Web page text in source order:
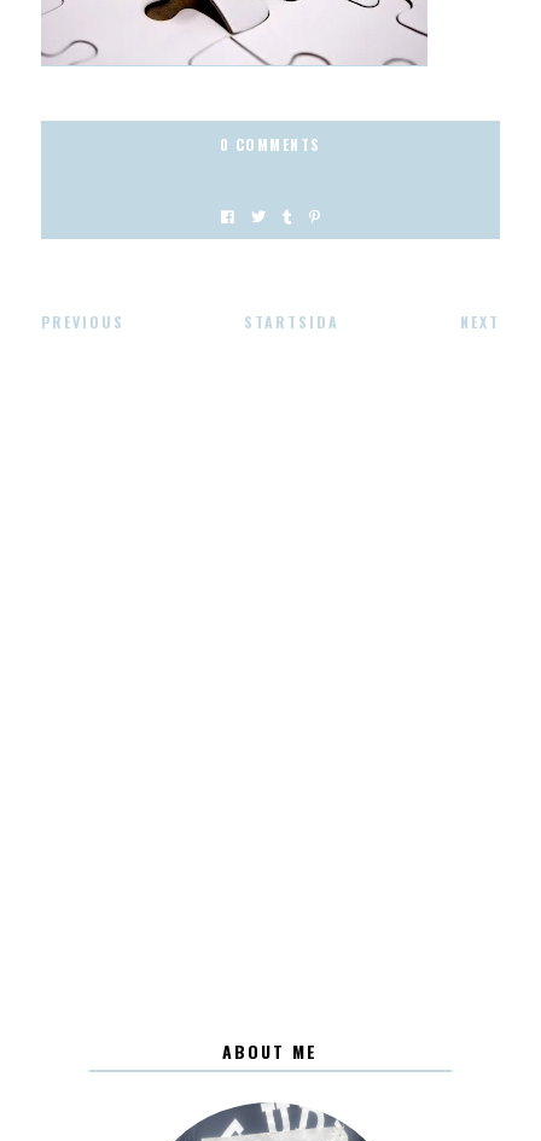
0 COMMENTS
PREVIOUS STARTSIDA NEXT
ABOUT ME